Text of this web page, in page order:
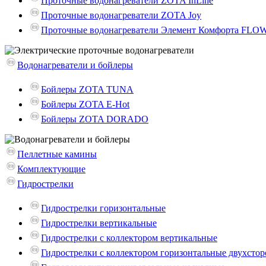
Проточные водонагреватели ZOTA Joy
Проточные водонагреватели Элемент Комфорта
Водонагреватели и бойлеры
Бойлеры ZOTA TUNA
Бойлеры ZOTA E-Hot
Бойлеры ZOTA DORADO
Пеллетные камины
Комплектующие
Гидрострелки
Гидрострелки горизонтальные
Гидрострелки вертикальные
Гидрострелки с коллектором вертикальные
Гидрострелки с коллектором горизонтальные